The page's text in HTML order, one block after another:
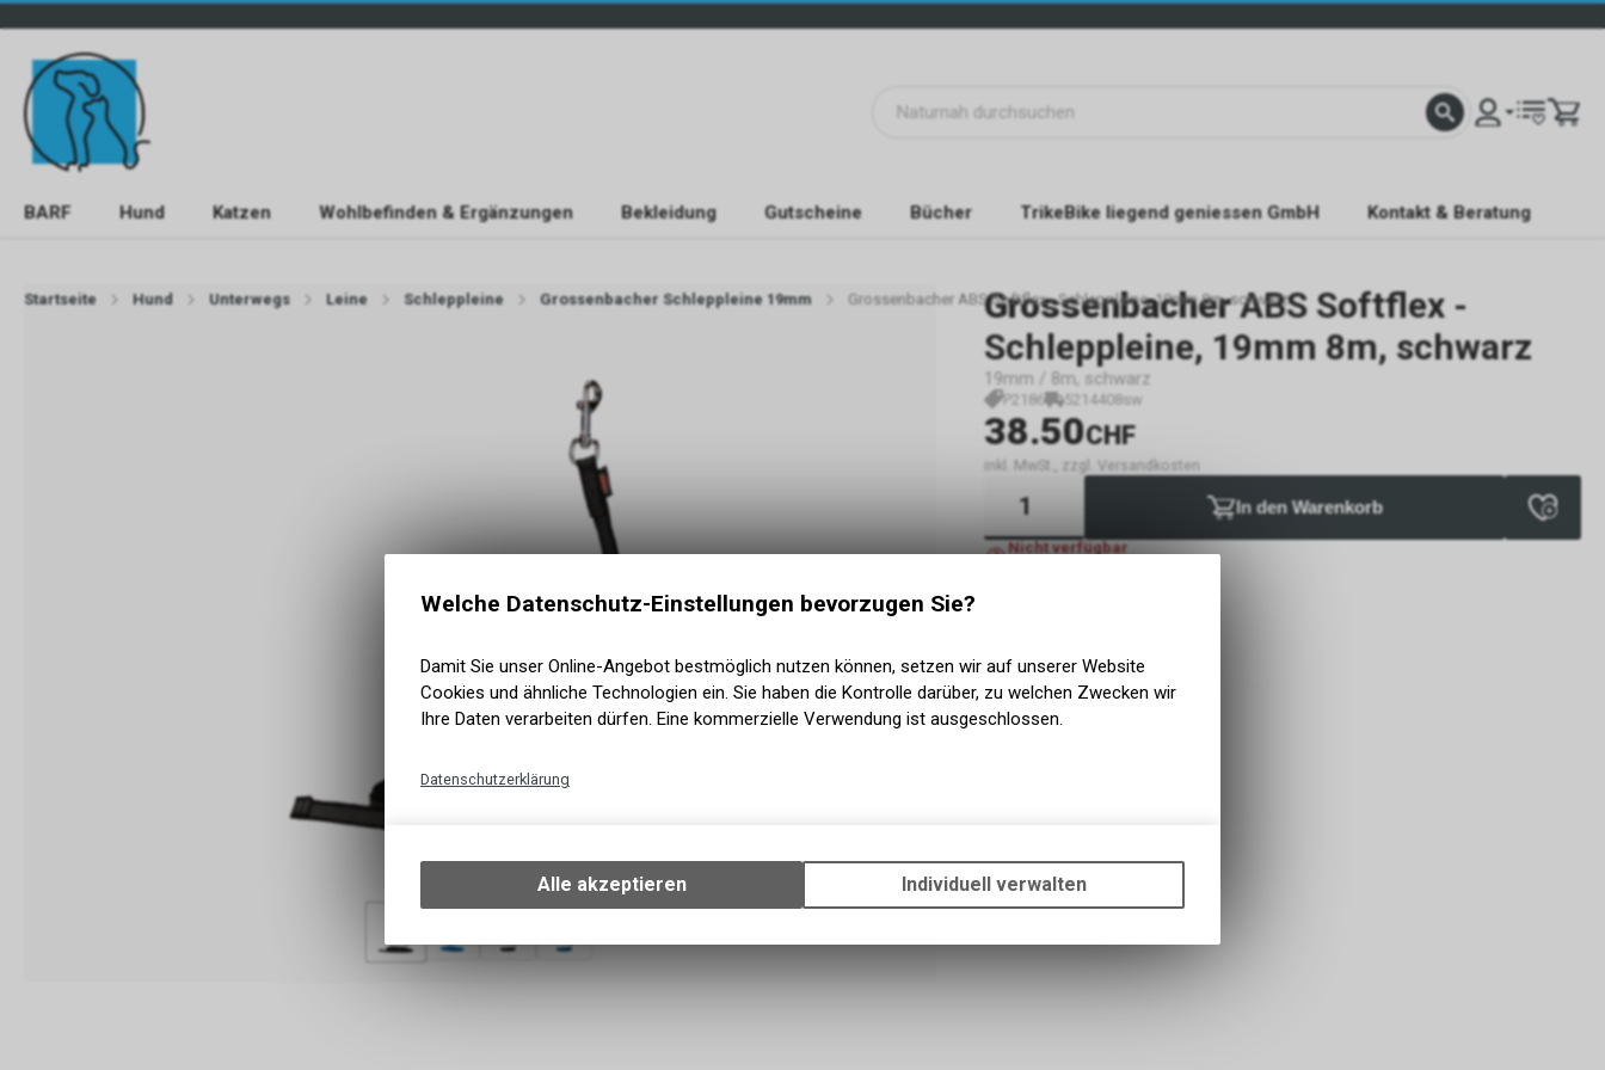
BARF Hund Katzen Wohlbefinden & Ergänzungen Bekleidung Gutscheine Bücher TrikeBike liegend geniessen GmbH Kontakt & Beratung
Startseite Hund Unterwegs Leine Schleppleine Grossenbacher Schleppleine 19mm Grossenbacher ABS Softflex - Schleppleine, 19mm 8m, schwarz
Grossenbacher ABS Softflex -
Schleppleine, 19mm 8m, schwarz
19mm / 8m, schwarz
P2186 5214408sw
38.50CHF
inkl. MwSt., zzgl. Versandkosten
In den Warenkorb
Nicht verfügbar
Welche Datenschutz-Einstellungen bevorzugen Sie?
Damit Sie unser Online-Angebot bestmöglich nutzen können, setzen wir auf unserer Website
Cookies und ähnliche Technologien ein. Sie haben die Kontrolle darüber, zu welchen Zwecken wir
Ihre Daten verarbeiten dürfen. Eine kommerzielle Verwendung ist ausgeschlossen.
Datenschutzerklärung
Ihrem Gerät, um die grundlegenden Funktionen unseres Online-Angebots, wie die
Verwendung des Warenkorbs, zu ermöglichen. Bitte beachten Sie, dass die
zulassen.
Alle akzeptieren Individuell verwalten